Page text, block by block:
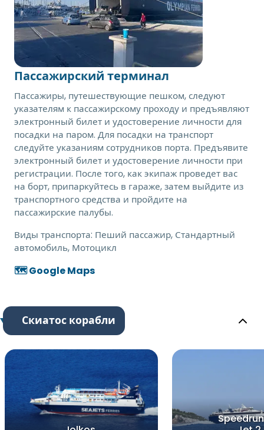
Пассажирский терминал
Пассажиры, путешествующие пешком, следуют
указателям к пассажирскому проходу и предъявляют
электронный билет и удостоверение личности для
посадки на паром. Для посадки на транспорт
следуйте указаниям сотрудников порта. Предъявите
электронный билет и удостоверение личности при
регистрации. После того, как экипаж проведет вас
на борт, припаркуйтесь в гараже, затем выйдите из
транспортного средства и пройдите на
пассажирские палубы.
Виды транспорта: Пеший пассажир, Стандартный
автомобиль, Мотоцикл
🗺️ Google Maps
Скиатос корабли